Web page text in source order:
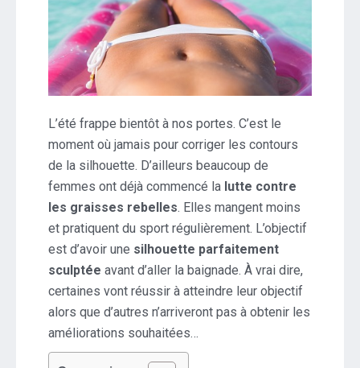
L’été frappe bientôt à nos portes. C’est le
moment où jamais pour corriger les contours
de la silhouette. D’ailleurs beaucoup de
femmes ont déjà commencé la lutte contre
les graisses rebelles. Elles mangent moins
et pratiquent du sport régulièrement. L’objectif
est d’avoir une silhouette parfaitement
sculptée avant d’aller la baignade. À vrai dire,
certaines vont réussir à atteindre leur objectif
alors que d’autres n’arriveront pas à obtenir les
améliorations souhaitées…